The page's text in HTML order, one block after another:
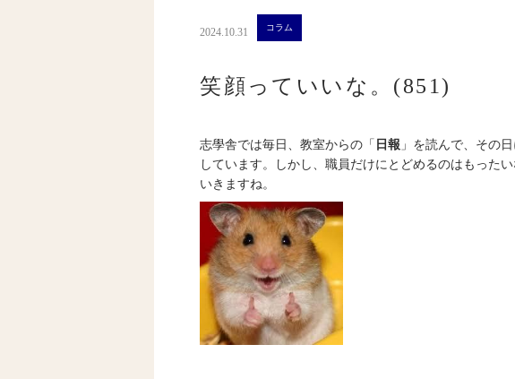
2024.10.31 コラム
笑顔っていいな。(851)
志學舎では毎日、教室からの「 日報 」を読んで、その
しています。しかし、職員だけにとどめるのはもったい
いきますね。